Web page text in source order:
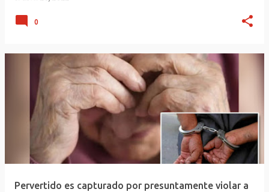
0
Pervertido es capturado por presuntamente violar a